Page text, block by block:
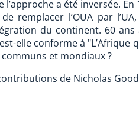
a été inversée. En
remplacer l’OUA par
du continent. 60 ans
elle conforme à "L’Afrique
et mondiaux ?
de Nicholas